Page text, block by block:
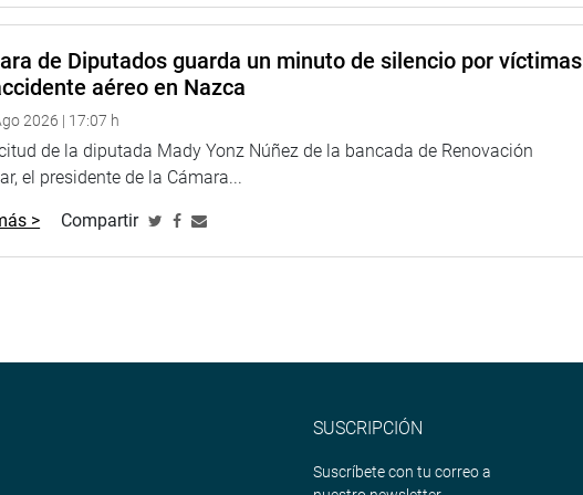
Widman Vigo Gutiérrez (Fuerza Popular); Jhosept Pérez Mimbela
Malca (APP)
Alexander Lozano Inostroza (AP). Grimaldo Vásquez Tan (Somos
Paredes Eyzaguirre (AP); María Céspedes Cárdenas (Frepap); Felícita
Arteaga (AP).
de la delegación de facultades al Ejecutivo se reflejó en la
Chagua Payano (UPP).
de Diputados guarda un minuto de silencio por víctimas
aéreo en Nazca
2026 | 17:07 h
de la diputada Mady Yonz Núñez de la bancada de Renovación
el presidente de la Cámara...
> Compartir
SUSCRIPCIÓN
Suscríbete con tu correo a